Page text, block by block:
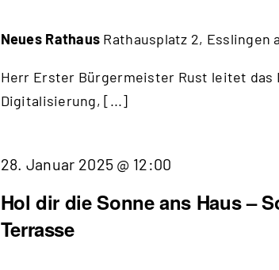
Neues Rathaus Rathausplatz 2, Esslingen
Herr Erster Bürgermeister Rust leitet das
Digitalisierung, [...]
Hol dir die Sonne ans Haus –
Terrasse
28. Januar 2025 @ 12:00